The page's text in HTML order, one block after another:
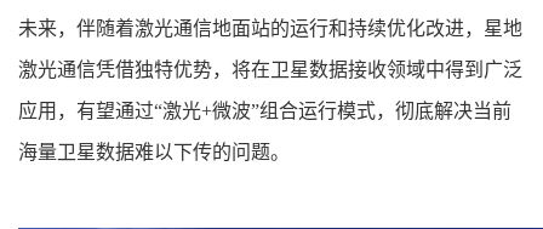
未来，伴随着激光通信地面站的运行和持续优化改进，星地
激光通信凭借独特优势，将在卫星数据接收领域中得到广泛
应用，有望通过“激光+微波”组合运行模式，彻底解决当前
海量卫星数据难以下传的问题。